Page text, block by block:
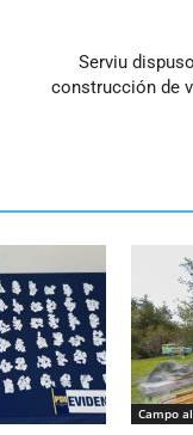
Serviu
construcción de
Campo